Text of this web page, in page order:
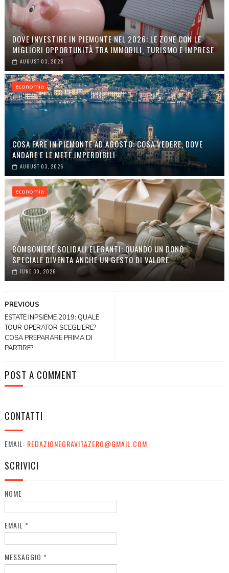
DOVE INVESTIRE IN PIEMONTE NEL 2026: LE ZONE CON LE
MIGLIORI OPPORTUNITÀ TRA IMMOBILI, TURISMO E IMPRESE
AUGUST 03, 2026
economia
COSA FARE IN PIEMONTE AD AGOSTO: COSA VEDERE, DOVE
ANDARE E LE METE IMPERDIBILI
AUGUST 03, 2026
economia
BOMBONIERE SOLIDALI ELEGANTI: QUANDO UN DONO
SPECIALE DIVENTA ANCHE UN GESTO DI VALORE
JUNE 30, 2026
PREVIOUS
ESTATE INPSIEME 2019: QUALE
TOUR OPERATOR SCEGLIERE?
COSA PREPARARE PRIMA DI
PARTIRE?
POST A COMMENT
CONTATTI
EMAIL: REDAZIONEGRAVITAZERO@GMAIL.COM
SCRIVICI
NOME
EMAIL *
MESSAGGIO *